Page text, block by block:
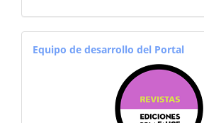
equiporevistas
Equipo de desarrollo del Portal